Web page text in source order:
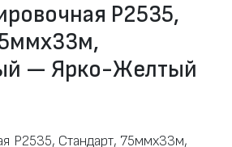
P2535,
— Ярко-Желтый
P2535, Стандарт, 75ммх33м,